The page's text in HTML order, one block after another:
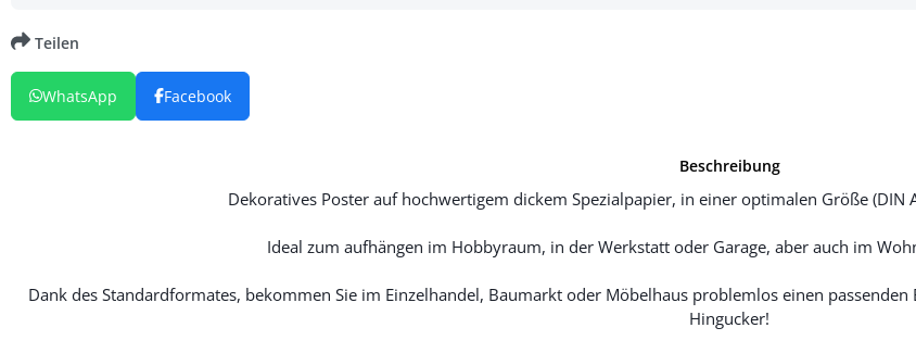
Beschreibung
Dekoratives Poster auf hochwertigem dickem Spezialpapier, in einer optimalen Größe (DIN
Ideal zum aufhängen im Hobbyraum, in der Werkstatt oder Garage, aber auch im
Dank des Standardformates, bekommen Sie im Einzelhandel, Baumarkt oder Möbelhaus problemlos einen
Hingucker!
Teilen
WhatsApp Facebook